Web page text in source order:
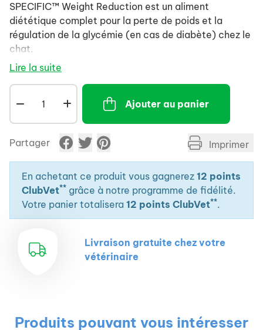
SPECIFIC™ Weight Reduction est un aliment
diététique complet pour la perte de poids et la
régulation de la glycémie (en cas de diabète) chez le
chat.
Lire la suite
Ajouter au panier
Partager Imprimer
En achetant ce produit vous gagnerez 12 points
ClubVet** grâce à notre programme de fidélité.
Votre panier totalisera 12 points ClubVet**.
Livraison gratuite chez votre
vétérinaire
Produits pouvant vous intéresser